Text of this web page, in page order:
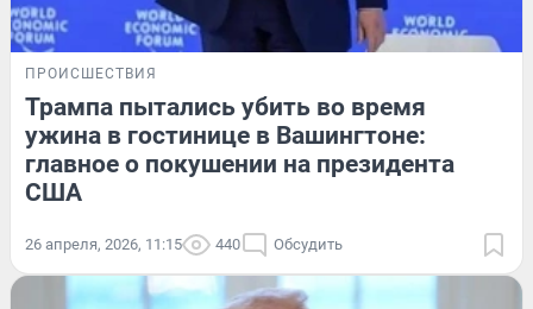
ПРОИСШЕСТВИЯ
Трампа пытались убить во время
ужина в гостинице в Вашингтоне:
главное о покушении на президента
США
26 апреля, 2026, 11:15 440 Обсудить